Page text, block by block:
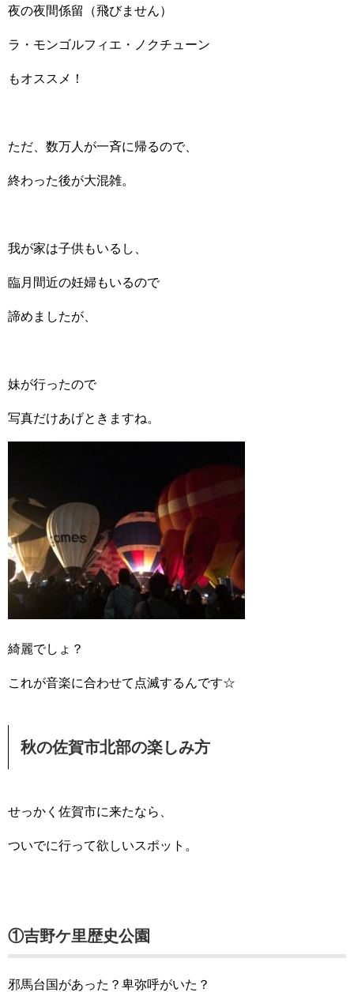
夜の夜間係留（飛びません）
ラ・モンゴルフィエ・ノクチューン
もオススメ！
ただ、数万人が一斉に帰るので、
終わった後が大混雑。
我が家は子供もいるし、
臨月間近の妊婦もいるので
諦めましたが、
妹が行ったので
写真だけあげときますね。
綺麗でしょ？
これが音楽に合わせて点滅するんです☆
秋の佐賀市北部の楽しみ方
せっかく佐賀市に来たなら、
ついでに行って欲しいスポット。
①吉野ケ里歴史公園
邪馬台国があった？卑弥呼がいた？